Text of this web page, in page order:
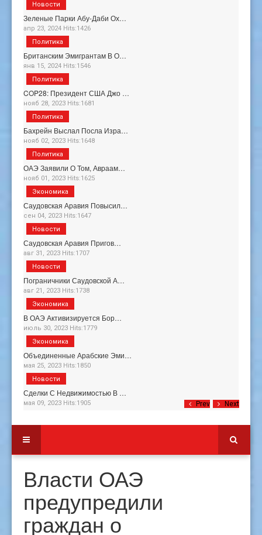
Prev Next
Зеленые Парки Абу-Даби Ох…
апр 23, 2024 Hits:1426
Новости
Британским Эмигрантам В О…
янв 15, 2024 Hits:1546
Политика
COP28: Президент США Джо …
нояб 28, 2023 Hits:1681
Политика
Бахрейн Выслал Посла Изра…
нояб 02, 2023 Hits:1648
Политика
ОАЭ Заявили О Том, Авраам…
нояб 01, 2023 Hits:1625
Политика
Саудовская Аравия Повысил…
сен 04, 2023 Hits:1647
Экономика
Саудовская Аравия Пригов…
авг 31, 2023 Hits:1707
Новости
Пограничники Саудовской А…
авг 21, 2023 Hits:1738
Новости
В ОАЭ Активизируется Бор…
июль 30, 2023 Hits:1779
Экономика
Объединенные Арабские Эми…
мая 25, 2023 Hits:1850
Экономика
Сделки С Недвижимостью В …
мая 09, 2023 Hits:1905
Новости
Власти ОАЭ
предупредили
граждан о